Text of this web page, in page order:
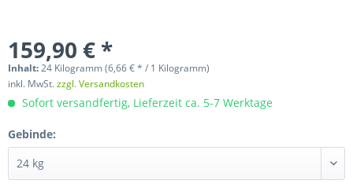
159,90 € *
Inhalt:24 Kilogramm (6,66 € * / 1 Kilogramm)
inkl. MwSt.zzgl. Versandkosten
Sofort versandfertig, Lieferzeit ca. 5-7 Werktage
Gebinde: